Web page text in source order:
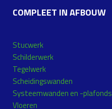
COMPLEET IN AFBOUW
Stucwerk
Schilderwerk
Tegelwerk
Scheidingswanden
Systeemwanden en -plafonds
Vloeren